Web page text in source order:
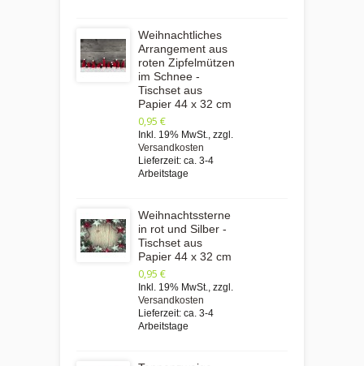
Weihnachtliches
Arrangement aus
roten Zipfelmützen
im Schnee -
Tischset aus
Papier 44 x 32 cm
0,95 €
Inkl. 19% MwSt. zzgl.
Versandkosten
Lieferzeit: ca. 3-4
Arbeitstage
Weihnachtssterne
in rot und Silber -
Tischset aus
Papier 44 x 32 cm
0,95 €
Inkl. 19% MwSt. zzgl.
Versandkosten
Lieferzeit: ca. 3-4
Arbeitstage